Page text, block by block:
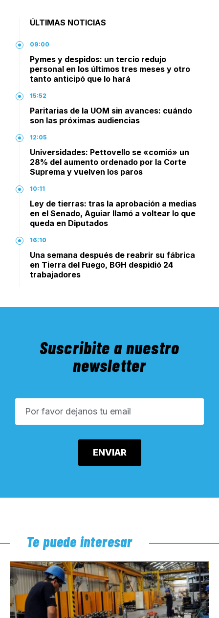
ÚLTIMAS NOTICIAS
09:00
Pymes y despidos: un tercio redujo
personal en los últimos tres meses y otro
tanto anticipó que lo hará
15:52
Paritarias de la UOM sin avances: cuándo
son las próximas audiencias
12:05
Universidades: Pettovello se «comió» un
28% del aumento ordenado por la Corte
Suprema y vuelven los paros
10:11
Ley de tierras: tras la aprobación a medias
en el Senado, Aguiar llamó a voltear lo que
queda en Diputados
16:10
Una semana después de reabrir su fábrica
en Tierra del Fuego, BGH despidió 24
trabajadores
Suscribite a nuestro
newsletter
Te puede interesar